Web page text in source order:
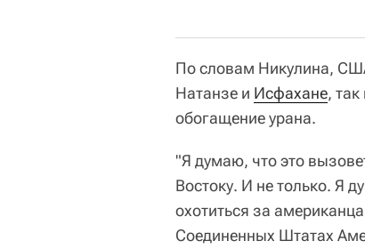
По словам Никулина,
Натанзе и Исфахане,
обогащение урана.
"Я думаю, что это
Востоку. И не только. Я
охотиться за
Соединенных Штатах